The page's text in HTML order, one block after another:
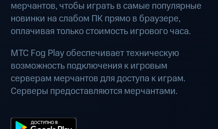
мерчантов, чтобы играть в самые популярные
новинки на слабом ПК прямо в браузере,
оплачивая только стоимость игрового часа.
МТС Fog Play обеспечивает техническую
возможность подключения к игровым
серверам мерчантов для доступа к играм.
Серверы предоставляются мерчантами.